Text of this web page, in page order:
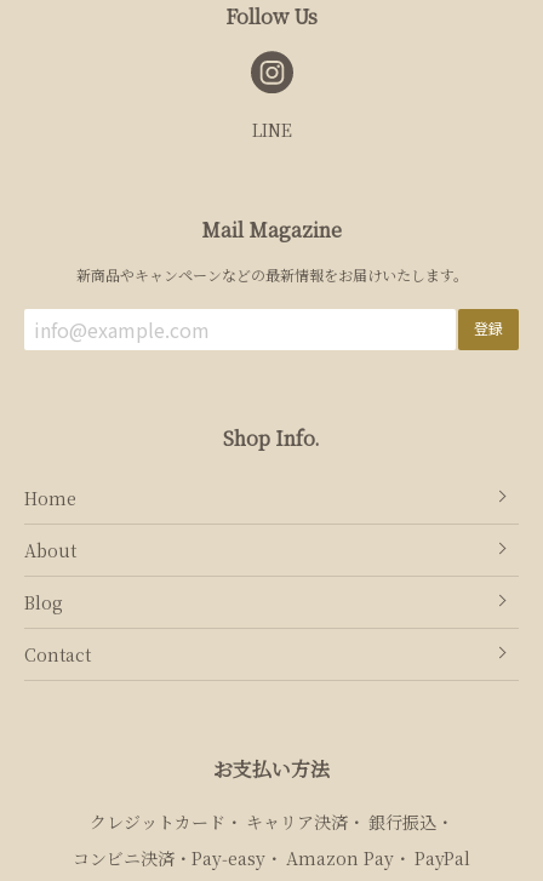
Follow Us
LINE
Mail Magazine
新商品やキャンペーンなどの最新情報をお届けいたします。
登録
Shop Info.
Home
About
Blog
Contact
お支払い方法
クレジットカード キャリア決済
銀行振込
コンビニ決済・Pay‑easy
Amazon Pay PayPal